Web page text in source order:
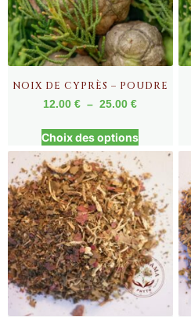
NOIX DE CYPRÈS – POUDRE
12.00€ – 25.00€
Choix des options